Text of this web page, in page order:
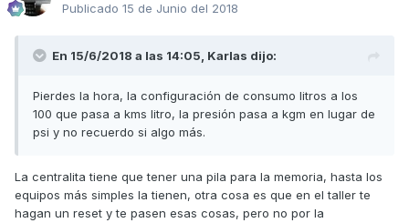
Publicado 15 de Junio del 2018
En 15/6/2018 a las 14:05, Karlas dijo:
Pierdes la hora, la configuración de consumo litros a los
100 que pasa a kms litro, la presión pasa a kgm en lugar de
psi y no recuerdo si algo más.
La centralita tiene que tener una pila para la memoria, hasta los
equipos más simples la tienen, otra cosa es que en el taller te
hagan un reset y te pasen esas cosas, pero no por la